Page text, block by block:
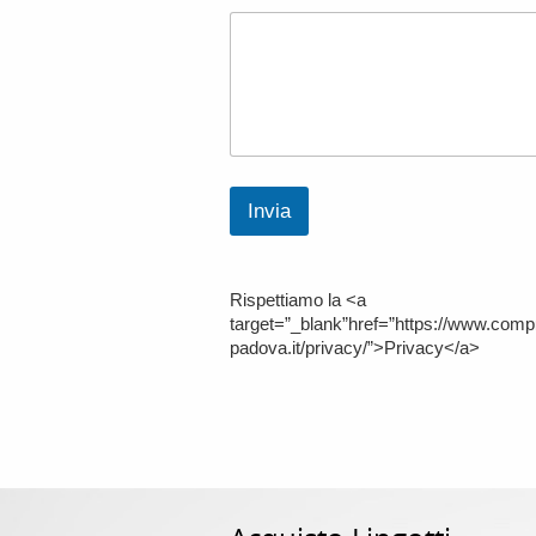
Invia
Rispettiamo la <a
target=”_blank”href=”https://
padova.it/privacy/”>Privacy</a>